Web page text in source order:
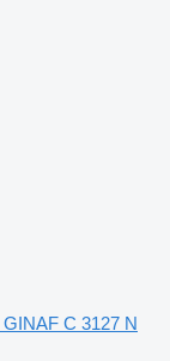
C 3127 N